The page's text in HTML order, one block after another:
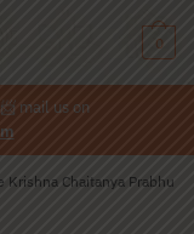
0
📨 mail us on
Krishna Chaitanya Prabhu